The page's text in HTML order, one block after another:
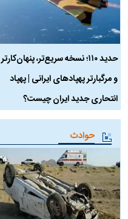
حدید ۱۱۰؛ نسخه سریع‌تر، پنهان‌کارتر
و مرگبارتر پهپادهای ایرانی | پهپاد
انتحاری جدید ایران چیست؟
حوادث